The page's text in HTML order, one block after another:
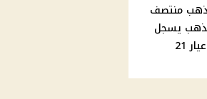
منتصف
يسجل
48760 جنيهًا وعيار 21